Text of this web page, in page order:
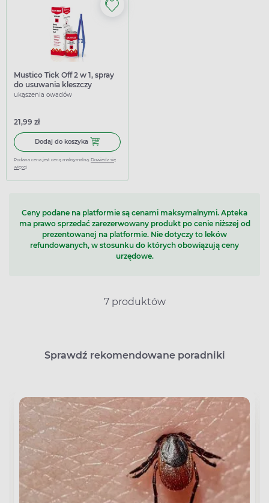
Mustico Tick Off 2 w 1, spray
do usuwania kleszczy
ukąszenia owadów
21,99 zł
Dodaj do koszyka Dodaj do koszyka Mustico Tick Off 2 w 1, spray do
Podana cena jest ceną maksymalną. Dowiedz się
więcej
Ceny podane na platformie są cenami maksymalnymi. Apteka
ma prawo sprzedać zarezerwowany produkt po cenie niższej od
prezentowanej na platformie. Nie dotyczy to leków
refundowanych, w stosunku do których obowiązują ceny
urzędowe.
7 produktów
Sprawdź rekomendowane poradniki